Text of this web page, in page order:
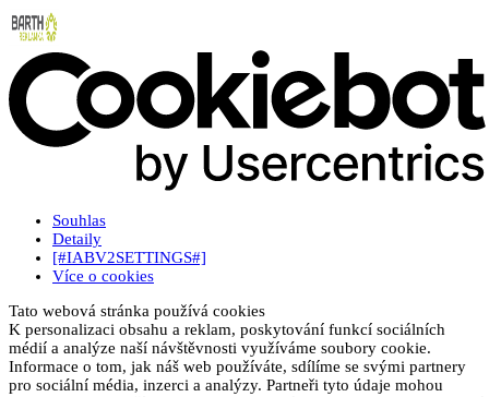
Souhlas
Detaily
[#IABV2SETTINGS#]
Více o cookies
Tato webová stránka používá cookies
K personalizaci obsahu a reklam, poskytování funkcí sociálních
médií a analýze naší návštěvnosti využíváme soubory cookie.
Informace o tom, jak náš web používáte, sdílíme se svými partnery
pro sociální média, inzerci a analýzy. Partneři tyto údaje mohou